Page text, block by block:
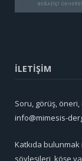
İLETİŞİM
Soru, görüş, öneri,
info@mimesis-
Katkıda
söyleşileri, köşe